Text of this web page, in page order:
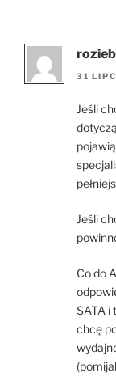
31
Jeśli
Jeśli
Co do
SATA i
chcę